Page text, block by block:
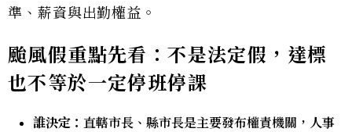
準、薪資與出勤權益。
颱風假重點先看：不是法定假，達標
也不等於一定停班停課
誰決定： 直轄市長、縣市長是主要發布權責機關，人事